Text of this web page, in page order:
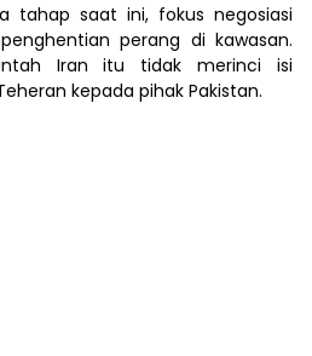
tahap saat ini, fokus negosiasi
perang di kawasan.
Iran itu tidak merinci isi
kepada pihak Pakistan.